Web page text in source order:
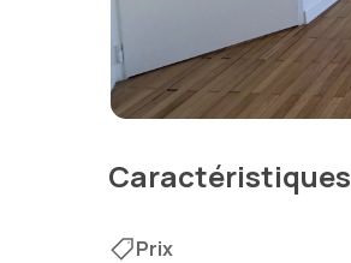
Caractéristiques
Prix